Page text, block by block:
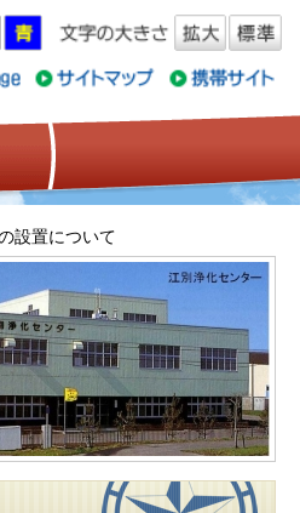
設置について